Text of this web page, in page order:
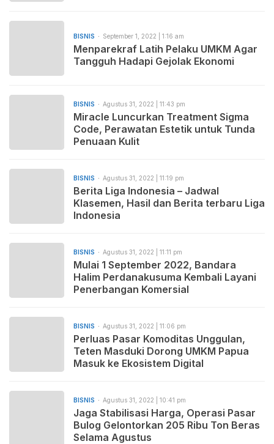
BISNIS September 1, 2022 | 1:16 am
Menparekraf Latih Pelaku UMKM Agar
Tangguh Hadapi Gejolak Ekonomi
BISNIS Agustus 31, 2022 | 11:43 pm
Miracle Luncurkan Treatment Sigma
Code, Perawatan Estetik untuk Tunda
Penuaan Kulit
BISNIS Agustus 31, 2022 | 11:19 pm
Berita Liga Indonesia – Jadwal
Klasemen, Hasil dan Berita terbaru Liga
Indonesia
BISNIS Agustus 31, 2022 | 11:11 pm
Mulai 1 September 2022, Bandara
Halim Perdanakusuma Kembali Layani
Penerbangan Komersial
BISNIS Agustus 31, 2022 | 11:06 pm
Perluas Pasar Komoditas Unggulan,
Teten Masduki Dorong UMKM Papua
Masuk ke Ekosistem Digital
BISNIS Agustus 31, 2022 | 10:41 pm
Jaga Stabilisasi Harga, Operasi Pasar
Bulog Gelontorkan 205 Ribu Ton Beras
Selama Agustus